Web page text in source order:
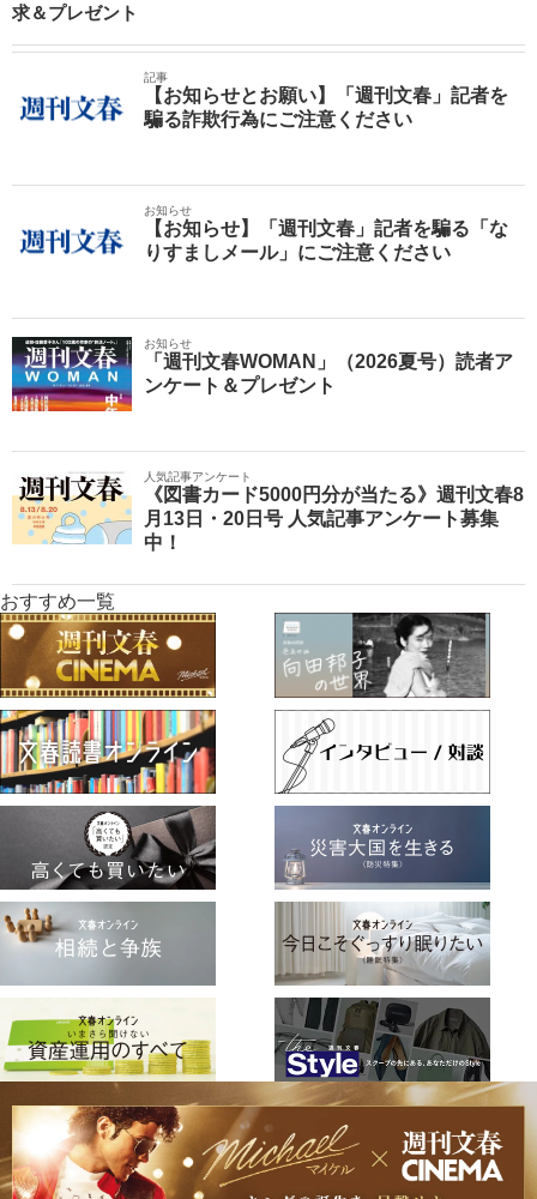
求＆プレゼント
記事
【お知らせとお願い】「週刊文春」記者を
騙る詐欺行為にご注意ください
お知らせ
【お知らせ】「週刊文春」記者を騙る「な
りすましメール」にご注意ください
お知らせ
「週刊文春WOMAN」（2026夏号）読者ア
ンケート＆プレゼント
人気記事アンケート
《図書カード5000円分が当たる》週刊文春8
月13日・20日号 人気記事アンケート募集
中！
おすすめ一覧